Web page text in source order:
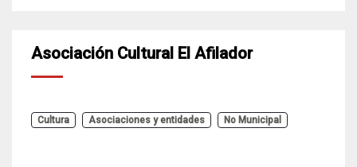
Asociación Cultural El Afilador
Cultura Asociaciones y entidades No Municipal